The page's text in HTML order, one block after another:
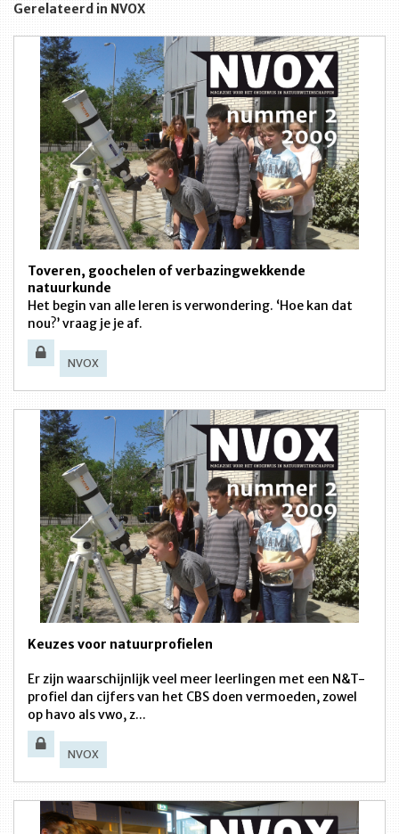
Gerelateerd in NVOX
Toveren, goochelen of verbazingwekkende
natuurkunde
Het begin van alle leren is verwondering. ‘Hoe kan dat
nou?’ vraag je je af.
NVOX
Keuzes voor natuurprofielen
Er zijn waarschijnlijk veel meer leerlingen met een N&T-
profiel dan cijfers van het CBS doen vermoeden, zowel
op havo als vwo, z...
NVOX